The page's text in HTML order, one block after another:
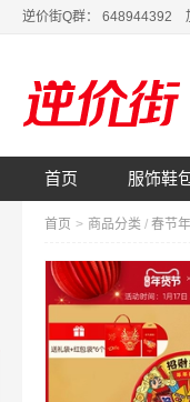
逆价街Q群： 648944392
首页 服饰鞋
首页 > 商品分类 / 春节